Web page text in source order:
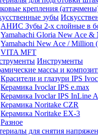
АНИС Зубы 2-х слойные в
Yamahachi Gloria New Ace
Yamahachi New Ace / Million
VITA MFT
Инструменты
Красители и глазури IPS
Керамика Ivoclar IPS e.max
Керамика Ivoclar IPS InLine
Керамика Noritake CZR
Керамика Noritake EX-3
Разное